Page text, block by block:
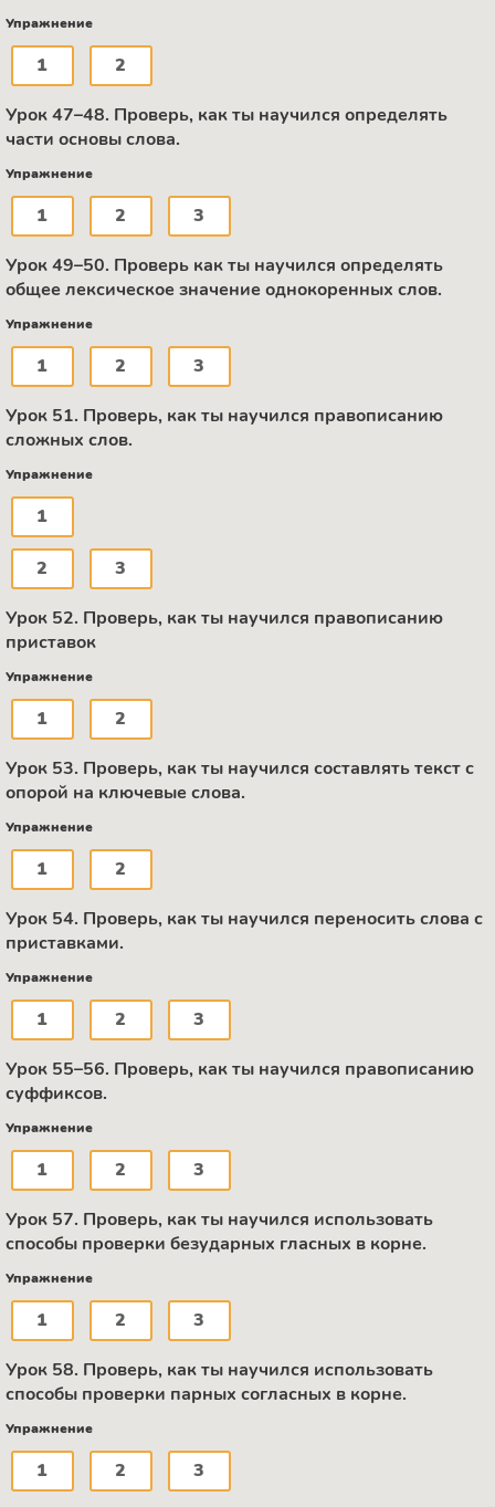
Упражнение
1 2
Урок 47–48. Проверь, как ты научился определять
части основы слова.
Упражнение
1 2 3
Урок 49–50. Проверь как ты научился определять
общее лексическое значение однокоренных слов.
Упражнение
1 2 3
Урок 51. Проверь, как ты научился правописанию
сложных слов.
Упражнение
1
2 3
Урок 52. Проверь, как ты научился правописанию
приставок
Упражнение
1 2
Урок 53. Проверь, как ты научился составлять текст с
опорой на ключевые слова.
Упражнение
1 2
Урок 54. Проверь, как ты научился переносить слова с
приставками.
Упражнение
1 2 3
Урок 55–56. Проверь, как ты научился правописанию
суффиксов.
Упражнение
1 2 3
Урок 57. Проверь, как ты научился использовать
способы проверки безударных гласных в корне.
Упражнение
1 2 3
Урок 58. Проверь, как ты научился использовать
способы проверки парных согласных в корне.
Упражнение
1 2 3